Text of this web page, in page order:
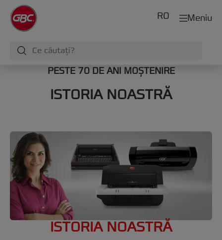
Meniu
RO
PESTE 70 DE ANI MOȘTENIRE
ISTORIA NOASTRĂ
ISTORIA NOASTRĂ